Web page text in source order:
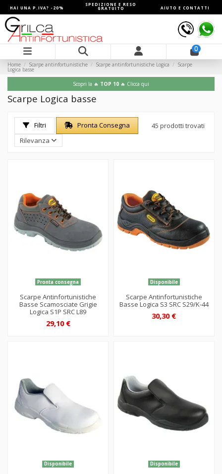
HAI UNA P.IVA? -20%
SPEDIZIONE E RESO
GRATUITO AIUTO E CONTATTI
0
Home Scarpe antinfortunistiche Scarpe antinfortunistiche Logica Scarpe
Logica basse
Scopri la 🔥 TOP 10 🔥 Clicca qui
Scarpe Logica basse
Filtri Pronta Consegna
45 prodotti trovati
Rilevanza
Pronta consegna
Scarpe Antinfortunistiche
Basse Scamosciate Grigie
Logica S1P SRC L89
29,10 €
Disponibile
Scarpe Antinfortunistiche
Basse Logica S3 SRC S29/K-44
30,30 €
Disponibile Disponibile